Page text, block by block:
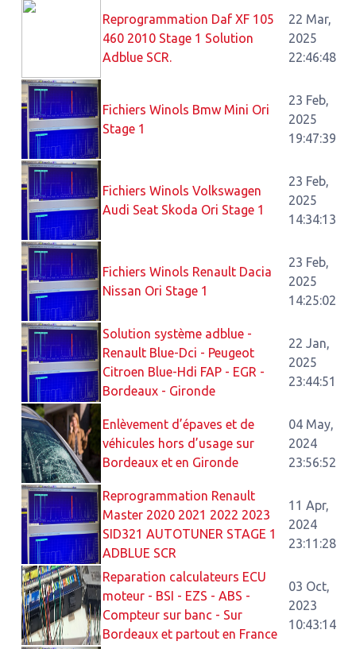
Reprogrammation Daf XF 105
460 2010 Stage 1 Solution
Adblue SCR.
22 Mar,
2025
22:46:48
Fichiers Winols Bmw Mini Ori
Stage 1
23 Feb,
2025
19:47:39
Fichiers Winols Volkswagen
Audi Seat Skoda Ori Stage 1
23 Feb,
2025
14:34:13
Fichiers Winols Renault Dacia
Nissan Ori Stage 1
23 Feb,
2025
14:25:02
Solution système adblue -
Renault Blue-Dci - Peugeot
Citroen Blue-Hdi FAP - EGR -
Bordeaux - Gironde
22 Jan,
2025
23:44:51
Enlèvement d’épaves et de
véhicules hors d’usage sur
Bordeaux et en Gironde
04 May,
2024
23:56:52
Reprogrammation Renault
Master 2020 2021 2022 2023
SID321 AUTOTUNER STAGE 1
ADBLUE SCR
11 Apr,
2024
23:11:28
Reparation calculateurs ECU
moteur - BSI - EZS - ABS -
Compteur sur banc - Sur
Bordeaux et partout en France
03 Oct,
2023
10:43:14